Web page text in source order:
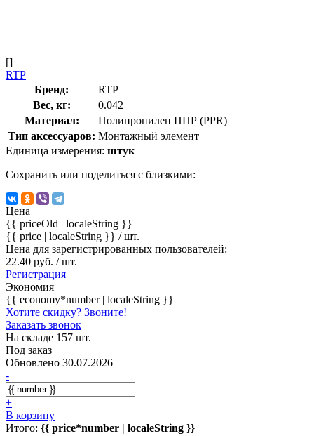
[]
RTP
Бренд:
RTP
Вес, кг:
0.042
Материал:
Полипропилен ППР (PPR)
Тип аксессуаров: Монтажный элемент
Единица измерения: штук
Сохранить или поделиться с близкими:
Цена
{{ priceOld | localeString }}
{{ price | localeString }} / шт.
Цена для зарегистрированных пользователей:
22.40 руб. / шт.
Регистрация
Экономия
{{ economy*number | localeString }}
Хотите скидку? Звоните!
Заказать звонок
На складе 157 шт.
Под заказ
Обновлено 30.07.2026
-
+
В корзину
Итого: {{ price*number | localeString }}